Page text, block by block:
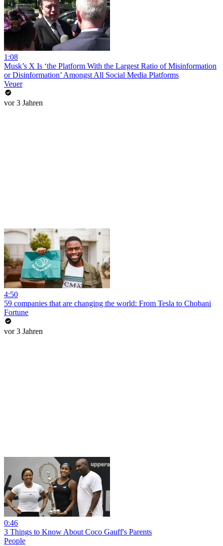
1:08
Musk’s X Is ‘the Platform With the Largest Ratio of Misinformation
or Disinformation’ Amongst All Social Media Platforms
Veuer
vor 3 Jahren
4:50
59 companies that are changing the world: From Tesla to Chobani
Fortune
vor 3 Jahren
0:46
3 Things to Know About Coco Gauff's Parents
People